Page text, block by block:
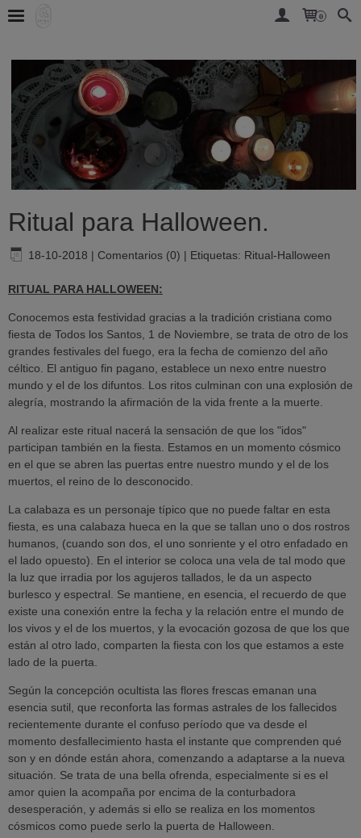
0
Ritual para Halloween.
18-10-2018 | Comentarios (0) | Etiquetas: Ritual-Halloween
RITUAL PARA HALLOWEEN:
Conocemos esta festividad gracias a la tradición cristiana como
fiesta de Todos los Santos, 1 de Noviembre, se trata de otro de los
grandes festivales del fuego, era la fecha de comienzo del año
céltico. El antiguo fin pagano, establece un nexo entre nuestro
mundo y el de los difuntos. Los ritos culminan con una explosión de
alegría, mostrando la afirmación de la vida frente a la muerte.
Al realizar este ritual nacerá la sensación de que los "idos"
participan también en la fiesta. Estamos en un momento cósmico
en el que se abren las puertas entre nuestro mundo y el de los
muertos, el reino de lo desconocido.
La calabaza es un personaje típico que no puede faltar en esta
fiesta, es una calabaza hueca en la que se tallan uno o dos rostros
humanos, (cuando son dos, el uno sonriente y el otro enfadado en
el lado opuesto). En el interior se coloca una vela de tal modo que
la luz que irradia por los agujeros tallados, le da un aspecto
burlesco y espectral. Se mantiene, en esencia, el recuerdo de que
existe una conexión entre la fecha y la relación entre el mundo de
los vivos y el de los muertos, y la evocación gozosa de que los que
están al otro lado, comparten la fiesta con los que estamos a este
lado de la puerta.
Según la concepción ocultista las flores frescas emanan una
esencia sutil, que reconforta las formas astrales de los fallecidos
recientemente durante el confuso período que va desde el
momento desfallecimiento hasta el instante que comprenden qué
son y en dónde están ahora, comenzando a adaptarse a la nueva
situación. Se trata de una bella ofrenda, especialmente si es el
amor quien la acompaña por encima de la conturbadora
desesperación, y además si ello se realiza en los momentos
cósmicos como puede serlo la puerta de Halloween.